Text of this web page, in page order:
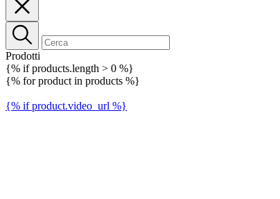
Prodotti
{% if products.length > 0 %}
{% for product in products %}
{% if product.video_url %}